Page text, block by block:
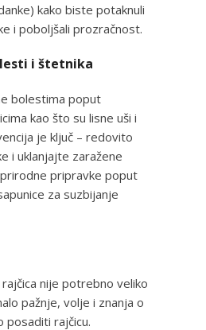
kako biste potaknuli
i poboljšali prozračnost.
i štetnika
bolestima poput
kao što su lisne uši i
je ključ – redovito
i uklanjajte zaražene
pripravke poput
za suzbijanje
nije potrebno veliko
pažnje, volje i znanja o
posaditi rajčicu.